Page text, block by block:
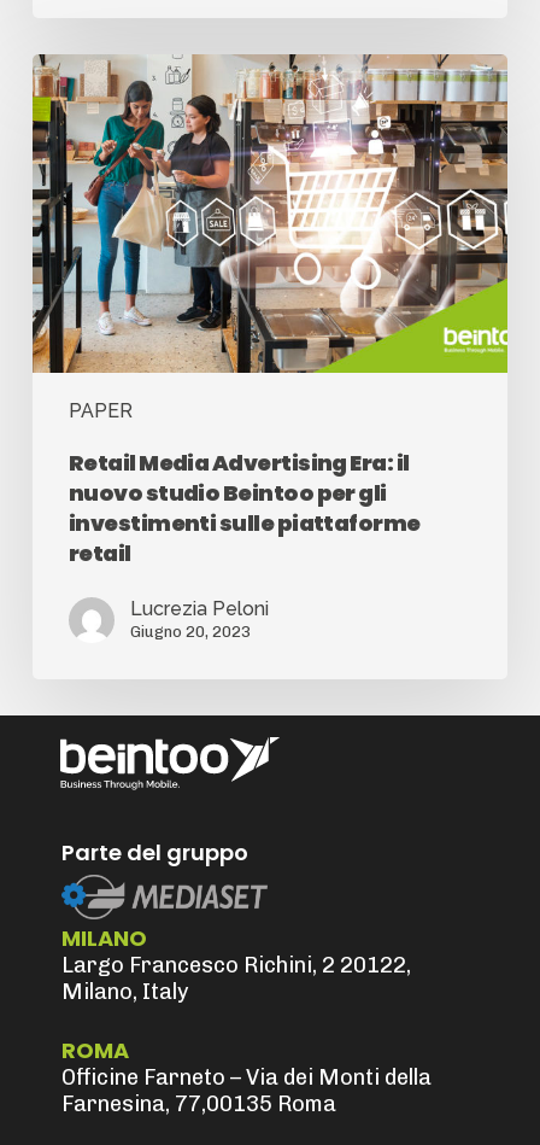
PAPER
Retail Media Advertising Era: il
nuovo studio Beintoo per gli
investimenti sulle piattaforme
retail
Lucrezia Peloni
Giugno 20, 2023
Parte del gruppo
MILANO
Largo Francesco Richini, 2 20122,
Milano, Italy
ROMA
Officine Farneto – Via dei Monti della
Farnesina, 77,00135 Roma